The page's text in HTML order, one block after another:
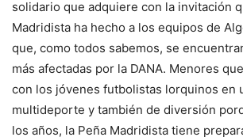
solidario que adquiere con la invitación
Madridista ha hecho a los equipos de
que, como todos sabemos, se
más afectadas por la DANA. Menores
con los jóvenes futbolistas lorquinos en
multideporte y también de diversión
los años, la Peña Madridista tiene